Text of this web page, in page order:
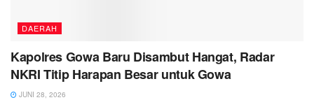
DAERAH
Kapolres Gowa Baru Disambut Hangat, Radar
NKRI Titip Harapan Besar untuk Gowa
JUNI 28, 2026